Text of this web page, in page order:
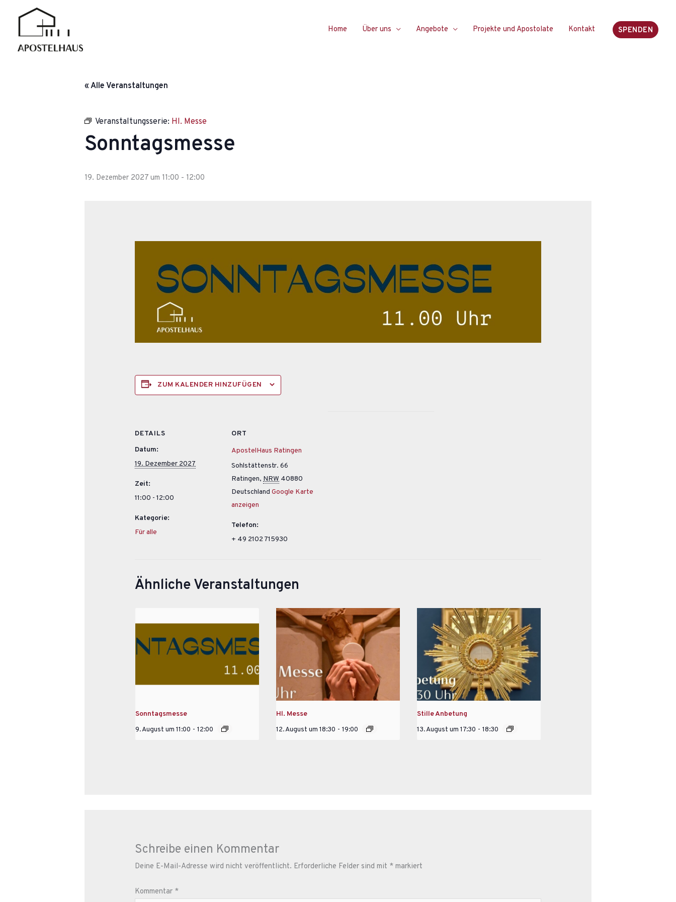
Inhalt
springen
Home Über uns Angebote Projekte und Apostolate Kontakt SPENDEN
« Alle Veranstaltungen
Veranstaltungsserie: Hl. Messe
Sonntagsmesse
19. Dezember 2027 um 11:00 - 12:00
ZUM KALENDER HINZUFÜGEN
DETAILS
Datum:
19. Dezember 2027
Zeit:
11:00 - 12:00
Kategorie:
Für alle
ORT
ApostelHaus Ratingen
Sohlstättenstr. 66
Ratingen, NRW 40880
Deutschland Google Karte
anzeigen
Telefon:
+ 49 2102 715930
Ähnliche Veranstaltungen
Sonntagsmesse
9. August um 11:00 - 12:00
Hl. Messe
12. August um 18:30 - 19:00
Stille Anbetung
13. August um 17:30 - 18:30
Schreibe einen Kommentar
Deine E-Mail-Adresse wird nicht veröffentlicht. Erforderliche Felder sind mit * markiert
Kommentar *